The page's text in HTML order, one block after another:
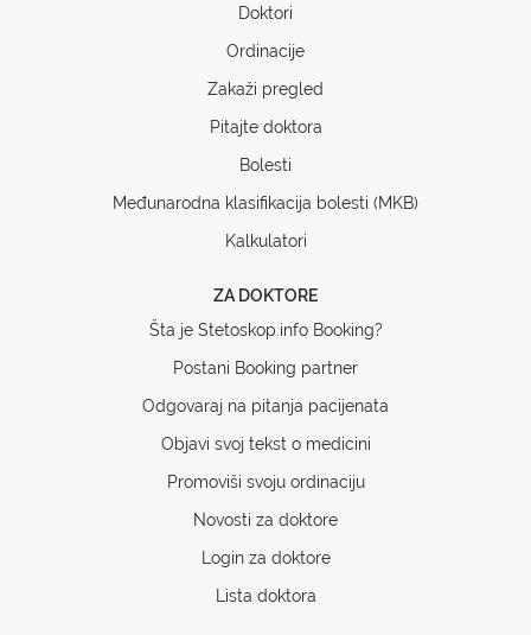
Doktori
Ordinacije
Zakaži pregled
Pitajte doktora
Bolesti
Međunarodna klasifikacija bolesti (MKB)
Kalkulatori
ZA DOKTORE
Šta je Stetoskop.info Booking?
Postani Booking partner
Odgovaraj na pitanja pacijenata
Objavi svoj tekst o medicini
Promoviši svoju ordinaciju
Novosti za doktore
Login za doktore
Lista doktora